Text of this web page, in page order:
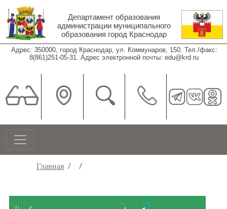
Перейти к основному содержанию
Департамент образования
администрации муниципального
образования город Краснодар
Адрес: 350000, город Краснодар, ул. Коммунаров, 150. Тел./факс:
8(861)251-05-31. Адрес электронной почты: edu@krd.ru
Строка навигации
Главная